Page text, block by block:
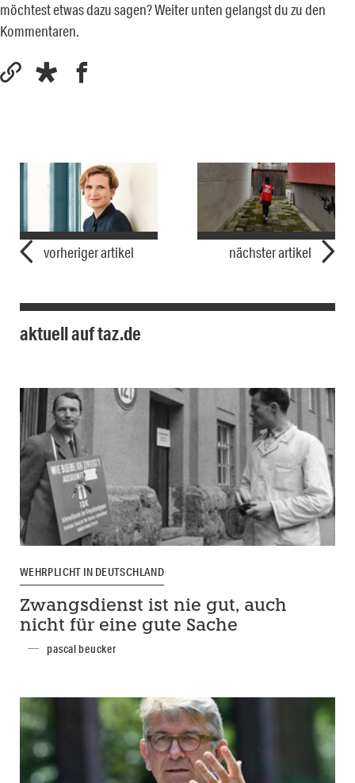
möchtest etwas dazu sagen? Weiter unten gelangst du zu den
Kommentaren.
vorheriger artikel nächster artikel
aktuell auf taz.de
WEHRPLICHT IN DEUTSCHLAND
Zwangsdienst ist nie gut, auch
nicht für eine gute Sache
pascal beucker